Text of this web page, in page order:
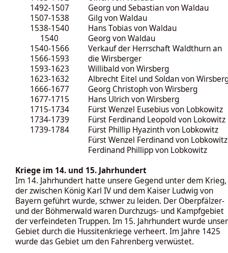
1492-1507
1507-1538
1538-1540
1540
1540-1566
1566-1593
1593-1623
1623-1632
1666-1677
1677-1715
1715-1734
1734-1739
1739-1784
Georg und Sebastian von Waldau
Gilg von Waldau
Hans Tobias von Waldau
Georg von Waldau
Verkauf der Herrschaft Waldthurn an
die Wirsberger
Willibald von Wirsberg
Albrecht Eitel und Soldan von
Georg Christoph von Wirsberg
Hans Ulrich von Wirsberg
Fürst Wenzel Eusebius von Lobkowitz
Fürst Ferdinand Leopold von Lokowitz
Fürst Phillip Hyazinth von Lobkowitz
Fürst Wenzel Ferdinand von Lobkowitz
Ferdinand Phillipp von Lobkowitz
Kriege im 14. und 15. Jahrhundert
Im 14. Jahrhundert hatte unsere Gegend unter dem Krieg,
der zwischen König Karl IV und dem Kaiser Ludwig von
Bayern geführt wurde, schwer zu leiden. Der Oberpfälzer-
und der Böhmerwald waren Durchzugs- und Kampfgebiet
der verfeindeten Truppen. Im 15. Jahrhundert wurde unser
Gebiet durch die Hussitenkriege verheert. Im Jahre 1425
wurde das Gebiet um den Fahrenberg verwüstet.